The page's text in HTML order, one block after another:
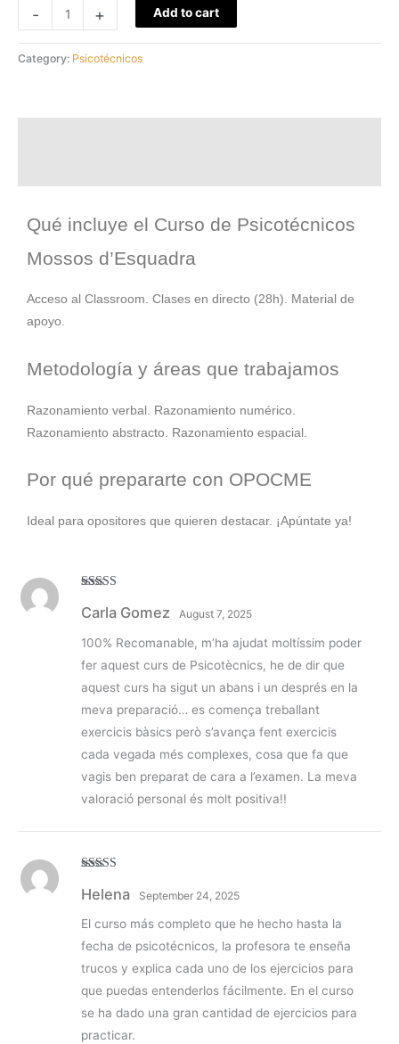
- + Add to cart
Category: Psicotécnicos
Qué incluye el Curso de Psicotécnicos
Mossos d’Esquadra
Acceso al Classroom. Clases en directo (28h). Material de
apoyo.
Metodología y áreas que trabajamos
Razonamiento verbal. Razonamiento numérico.
Razonamiento abstracto. Razonamiento espacial.
Por qué prepararte con OPOCME
Ideal para opositores que quieren destacar. ¡Apúntate ya!
of 5
Carla Gomez August 7, 2025
100% Recomanable, m’ha ajudat moltíssim poder
fer aquest curs de Psicotècnics, he de dir que
aquest curs ha sigut un abans i un després en la
meva preparació… es comença treballant
exercicis bàsics però s’avança fent exercicis
cada vegada més complexes, cosa que fa que
vagis ben preparat de cara a l’examen. La meva
valoració personal és molt positiva!!
of 5
Helena September 24, 2025
El curso más completo que he hecho hasta la
fecha de psicotécnicos, la profesora te enseña
trucos y explica cada uno de los ejercicios para
que puedas entenderlos fácilmente. En el curso
se ha dado una gran cantidad de ejercicios para
practicar.